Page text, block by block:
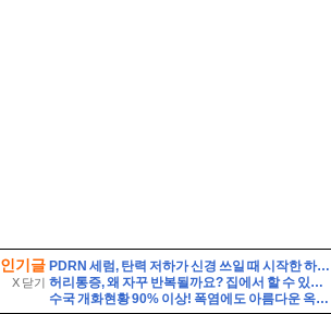
인기글
X 닫기
PDRN 세럼, 탄력 저하가 신경 쓰일 때 시작한 하스벨 세럼·크림 루틴
허리통증, 왜 자꾸 반복될까요? 집에서 할 수 있는 관리법과 지압법 총정리 by 상봉역안마원 편백힐링안마원
수국 개화현황 90% 이상! 폭염에도 아름다운 옥천묘목공원